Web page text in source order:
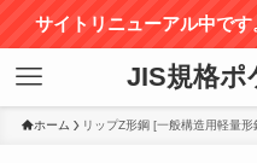
サイトリニューアル中です
JIS規格ポ
ホーム リップZ形鋼 [一般構造用軽量